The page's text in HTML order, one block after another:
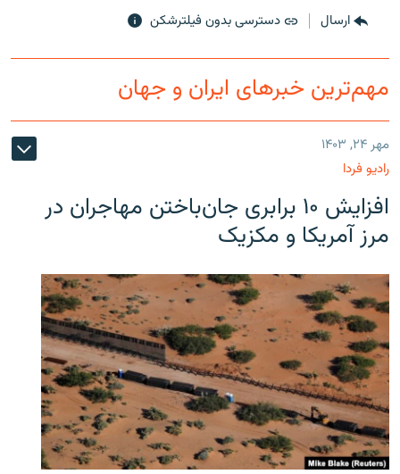
ارسال دسترسی بدون فیلترشکن
مهم‌ترین خبرهای ایران و جهان
مهر ۲۴, ۱۴۰۳
رادیو فردا
افزایش ۱۰ برابری جان‌باختن مهاجران در
مرز آمریکا و مکزیک